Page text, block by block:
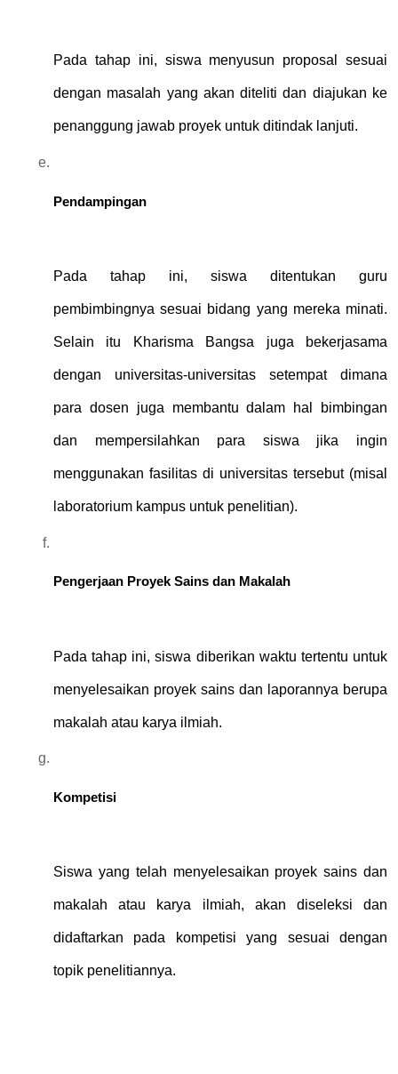
Pada tahap ini, siswa menyusun proposal sesuai
dengan masalah yang akan diteliti dan diajukan ke
penanggung jawab proyek untuk ditindak lanjuti.
Pendampingan
Pada tahap ini, siswa ditentukan guru
pembimbingnya sesuai bidang yang mereka minati.
Selain itu Kharisma Bangsa juga bekerjasama
dengan universitas-universitas setempat dimana
para dosen juga membantu dalam hal bimbingan
dan mempersilahkan para siswa jika ingin
menggunakan fasilitas di universitas tersebut (misal
laboratorium kampus untuk penelitian).
Pengerjaan Proyek Sains dan Makalah
Pada tahap ini, siswa diberikan waktu tertentu untuk
menyelesaikan proyek sains dan laporannya berupa
makalah atau karya ilmiah.
Kompetisi
Siswa yang telah menyelesaikan proyek sains dan
makalah atau karya ilmiah, akan diseleksi dan
didaftarkan pada kompetisi yang sesuai dengan
topik penelitiannya.